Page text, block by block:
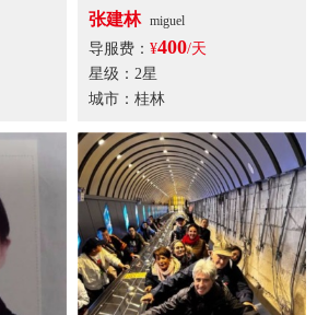
张建林 miguel
导服费： ¥400/天
星级：2星
城市：桂林